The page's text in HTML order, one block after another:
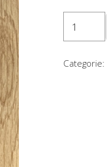
Categorie: